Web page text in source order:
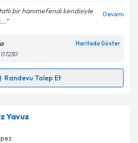
işlenmesine ilişkin
Aydınlatma
ve kişisel verilerimin belirtilen
kabul ediyorum.
bir hanımefendi kendisiyle
Devamı
Haritada Göster
07230
Randevu Talep Et
Talebi
için randevu takvimi talebi
uzmandan randevu almanız için bir
e-posta ile bilgilendireceğiz.
Yavuz